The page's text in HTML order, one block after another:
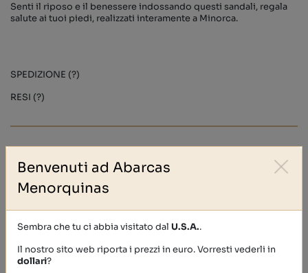
Senti il riposo e il benessere indossando questi sandali, regala
salute ai tuoi piedi, realizzati interamente a Minorca.
SPEDIZIONE (?)
RESI (?)
Altre persone hanno acquistato anche
Benvenuti ad Abarcas
Menorquinas
Sembra che tu ci abbia visitato dal U.S.A..
Il nostro sito web riporta i prezzi in euro. Vorresti vederli in
dollari?